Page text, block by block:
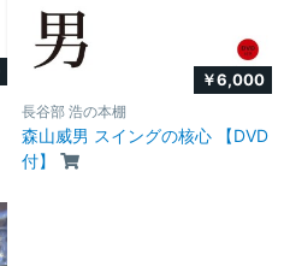
￥6,000
長谷部 浩の本棚
森山威男 スイングの核心 【DVD
付】